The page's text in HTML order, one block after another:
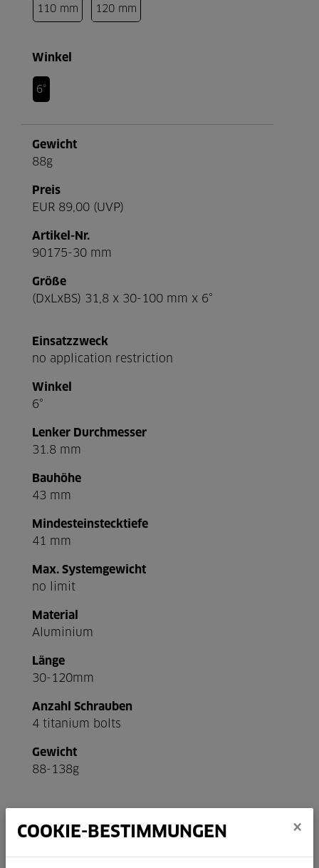
COOKIE-BESTIMMUNGEN ×
110 mm 120 mm
Winkel
6°
Gewicht
88g
Preis
EUR 89,00 (UVP)
Artikel-Nr.
90175-30 mm
Größe
(DxLxBS) 31,8 x 30-100 mm x 6°
Einsatzzweck
no application restriction
Winkel
6°
Lenker Durchmesser
31.8 mm
Bauhöhe
43 mm
Mindesteinstecktiefe
41 mm
Max. Systemgewicht
no limit
Material
Aluminium
Länge
30-120mm
Anzahl Schrauben
4 titanium bolts
Gewicht
88-138g